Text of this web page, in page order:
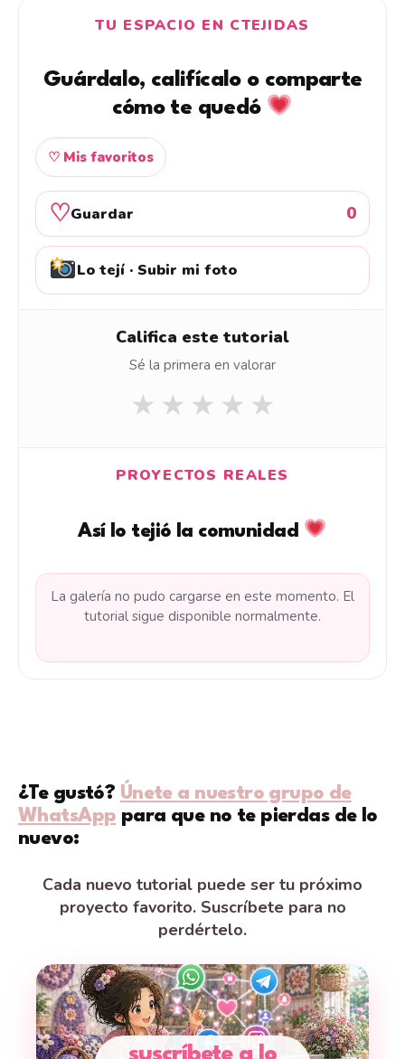
TU ESPACIO EN CTEJIDAS
Guárdalo, califícalo o comparte
cómo te quedó
♡ Mis favoritos
♡Guardar 0
Lo tejí · Subir mi foto
Califica este tutorial
Sé la primera en valorar
★ ★ ★ ★ ★
PROYECTOS REALES
Así lo tejió la comunidad
La galería no pudo cargarse en este momento. El
tutorial sigue disponible normalmente.
¿Te gustó? Únete a nuestro grupo de
WhatsApp para que no te pierdas de lo
nuevo:
Cada nuevo tutorial puede ser tu próximo
proyecto favorito. Suscríbete para no
perdértelo.